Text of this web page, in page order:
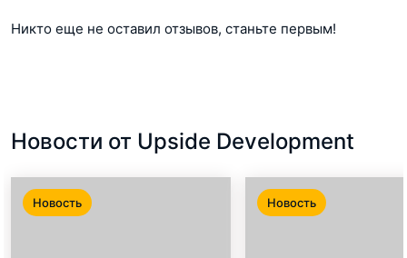
Никто еще не оставил отзывов, станьте первым!
Новости от Upside Development
Новость Новость